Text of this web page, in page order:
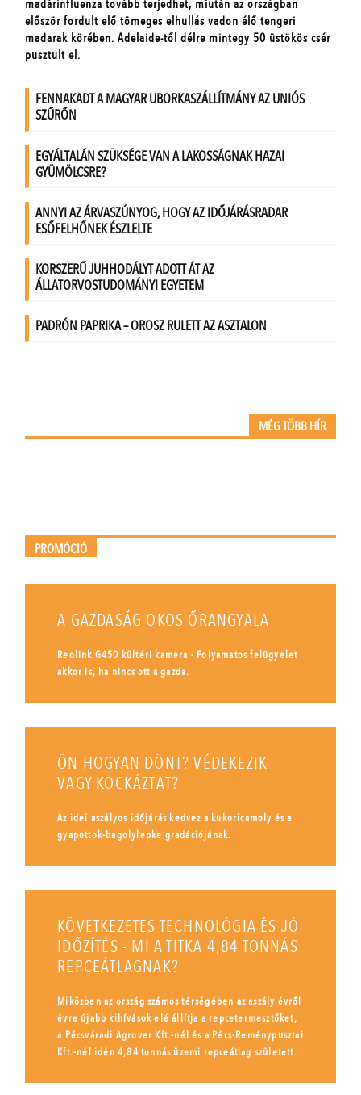
MÉG TÖBB HÍR
PROMÓCIÓ
A GAZDASÁG OKOS ŐRANGYALA
Reolink G450 kültéri kamera - Folyamatos felügyelet
akkor is, ha nincs ott a gazda.
ÖN HOGYAN DÖNT? VÉDEKEZIK
VAGY KOCKÁZTAT?
Az idei aszályos időjárás kedvez a kukoricamoly és a
gyapottok-bagolylepke gradációjának.
KÖVETKEZETES TECHNOLÓGIA ÉS JÓ
IDŐZÍTÉS - MI A TITKA 4,84 TONNÁS
REPCEÁTLAGNAK?
Miközben az ország számos térségében az aszály évről
évre újabb kihívások elé állítja a repcetermesztőket,
a Pécsváradi Agrover Kft.-nél és a Pécs-Reménypusztai
Kft.-nél idén 4,84 tonnás üzemi repceátlag született.